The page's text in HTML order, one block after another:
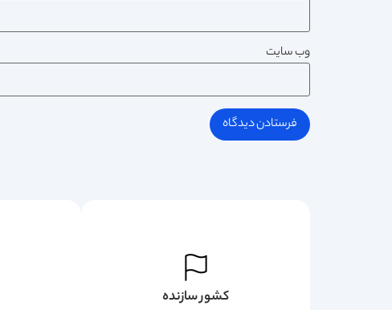
وب‌ سایت
کشور سازنده